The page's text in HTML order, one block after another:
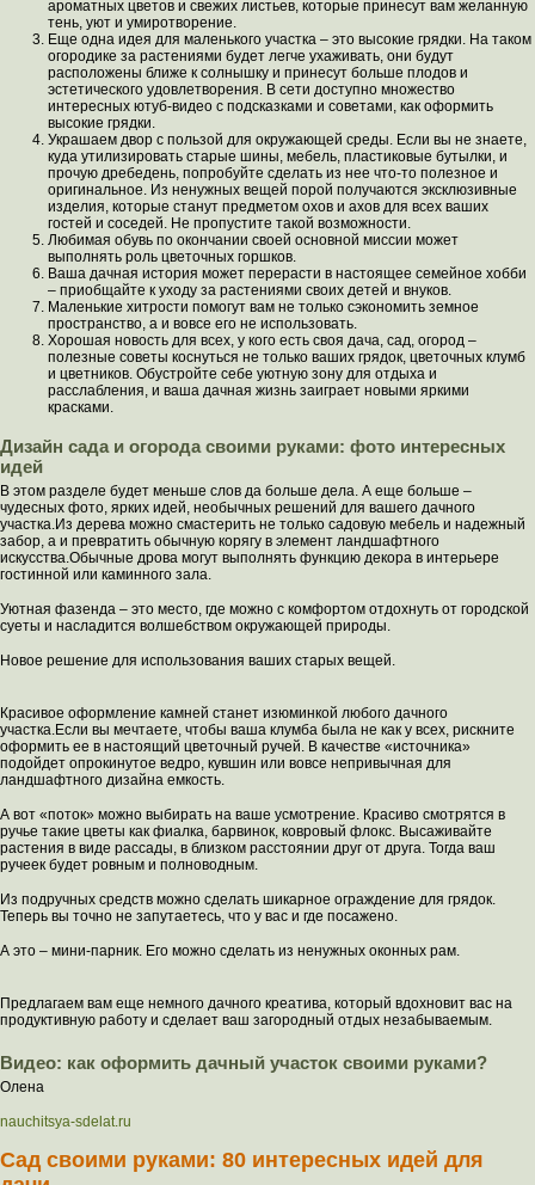
ароматных цветов и свежих листьев, которые принесут вам желанную
тень, уют и умиротворение.
Еще одна идея для маленького участка – это высокие грядки. На таком
огородике за растениями будет легче ухаживать, они будут
расположены ближе к солнышку и принесут больше плодов и
эстетического удовлетворения. В сети доступно множество
интересных ютуб-видео с подсказками и советами, как оформить
высокие грядки.
Украшаем двор с пользой для окружающей среды. Если вы не знаете,
куда утилизировать старые шины, мебель, пластиковые бутылки, и
прочую дребедень, попробуйте сделать из нее что-то полезное и
оригинальное. Из ненужных вещей порой получаются эксклюзивные
изделия, которые станут предметом охов и ахов для всех ваших
гостей и соседей. Не пропустите такой возможности.
Любимая обувь по окончании своей основной миссии может
выполнять роль цветочных горшков.
Ваша дачная история может перерасти в настоящее семейное хобби
– приобщайте к уходу за растениями своих детей и внуков.
Маленькие хитрости помогут вам не только сэкономить земное
пространство, а и вовсе его не использовать.
Хорошая новость для всех, у кого есть своя дача, сад, огород –
полезные советы коснуться не только ваших грядок, цветочных клумб
и цветников. Обустройте себе уютную зону для отдыха и
расслабления, и ваша дачная жизнь заиграет новыми яркими
красками.
Дизайн сада и огорода своими руками: фото интересных
идей
В этом разделе будет меньше слов да больше дела. А еще больше –
чудесных фото, ярких идей, необычных решений для вашего дачного
участка.Из дерева можно смастерить не только садовую мебель и надежный
забор, а и превратить обычную корягу в элемент ландшафтного
искусства.Обычные дрова могут выполнять функцию декора в интерьере
гостинной или каминного зала.
Уютная фазенда – это место, где можно с комфортом отдохнуть от городской
суеты и насладится волшебством окружающей природы.
Новое решение для использования ваших старых вещей.
Красивое оформление камней станет изюминкой любого дачного
участка.Если вы мечтаете, чтобы ваша клумба была не как у всех, рискните
оформить ее в настоящий цветочный ручей. В качестве «источника»
подойдет опрокинутое ведро, кувшин или вовсе непривычная для
ландшафтного дизайна емкость.
А вот «поток» можно выбирать на ваше усмотрение. Красиво смотрятся в
ручье такие цветы как фиалка, барвинок, ковровый флокс. Высаживайте
растения в виде рассады, в близком расстоянии друг от друга. Тогда ваш
ручеек будет ровным и полноводным.
Из подручных средств можно сделать шикарное ограждение для грядок.
Теперь вы точно не запутаетесь, что у вас и где посажено.
А это – мини-парник. Его можно сделать из ненужных оконных рам.
Предлагаем вам еще немного дачного креатива, который вдохновит вас на
продуктивную работу и сделает ваш загородный отдых незабываемым.
Видео: как оформить дачный участок своими руками?
Олена
nauchitsya-sdelat.ru
Сад своими руками: 80 интересных идей для